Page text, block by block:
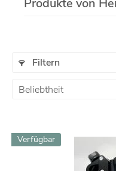
Produkte von
Filtern
Verfügbar